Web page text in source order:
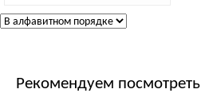
Рекомендуем посмотреть